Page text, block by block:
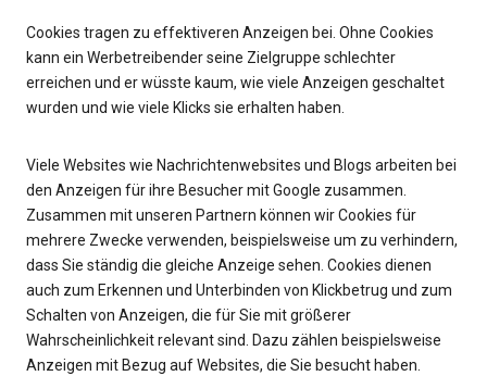
Cookies tragen zu effektiveren Anzeigen bei. Ohne Cookies
kann ein Werbetreibender seine Zielgruppe schlechter
erreichen und er wüsste kaum, wie viele Anzeigen geschaltet
wurden und wie viele Klicks sie erhalten haben.
Viele Websites wie Nachrichtenwebsites und Blogs arbeiten bei
den Anzeigen für ihre Besucher mit Google zusammen.
Zusammen mit unseren Partnern können wir Cookies für
mehrere Zwecke verwenden, beispielsweise um zu verhindern,
dass Sie ständig die gleiche Anzeige sehen. Cookies dienen
auch zum Erkennen und Unterbinden von Klickbetrug und zum
Schalten von Anzeigen, die für Sie mit größerer
Wahrscheinlichkeit relevant sind. Dazu zählen beispielsweise
Anzeigen mit Bezug auf Websites, die Sie besucht haben.